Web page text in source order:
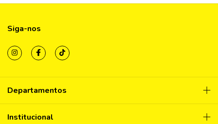
Siga-nos
Departamentos
Institucional